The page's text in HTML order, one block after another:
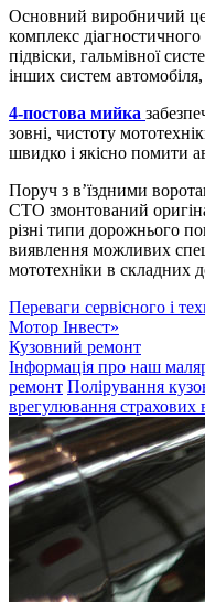
Основний виробничий
комплекс
підвіски, гальмівної
інших систем
4-постова мийка
зовні, чистоту
швидко і якісно помити
Поруч з в’їздними
СТО змонтований
різні типи дорожнього
виявлення можливих
мототехніки в складних
Переваги сервісного і
Мотор Інвест»
Кузовний ремонт
Інформація про наш
ремонт Полірування
врегулювання страхових